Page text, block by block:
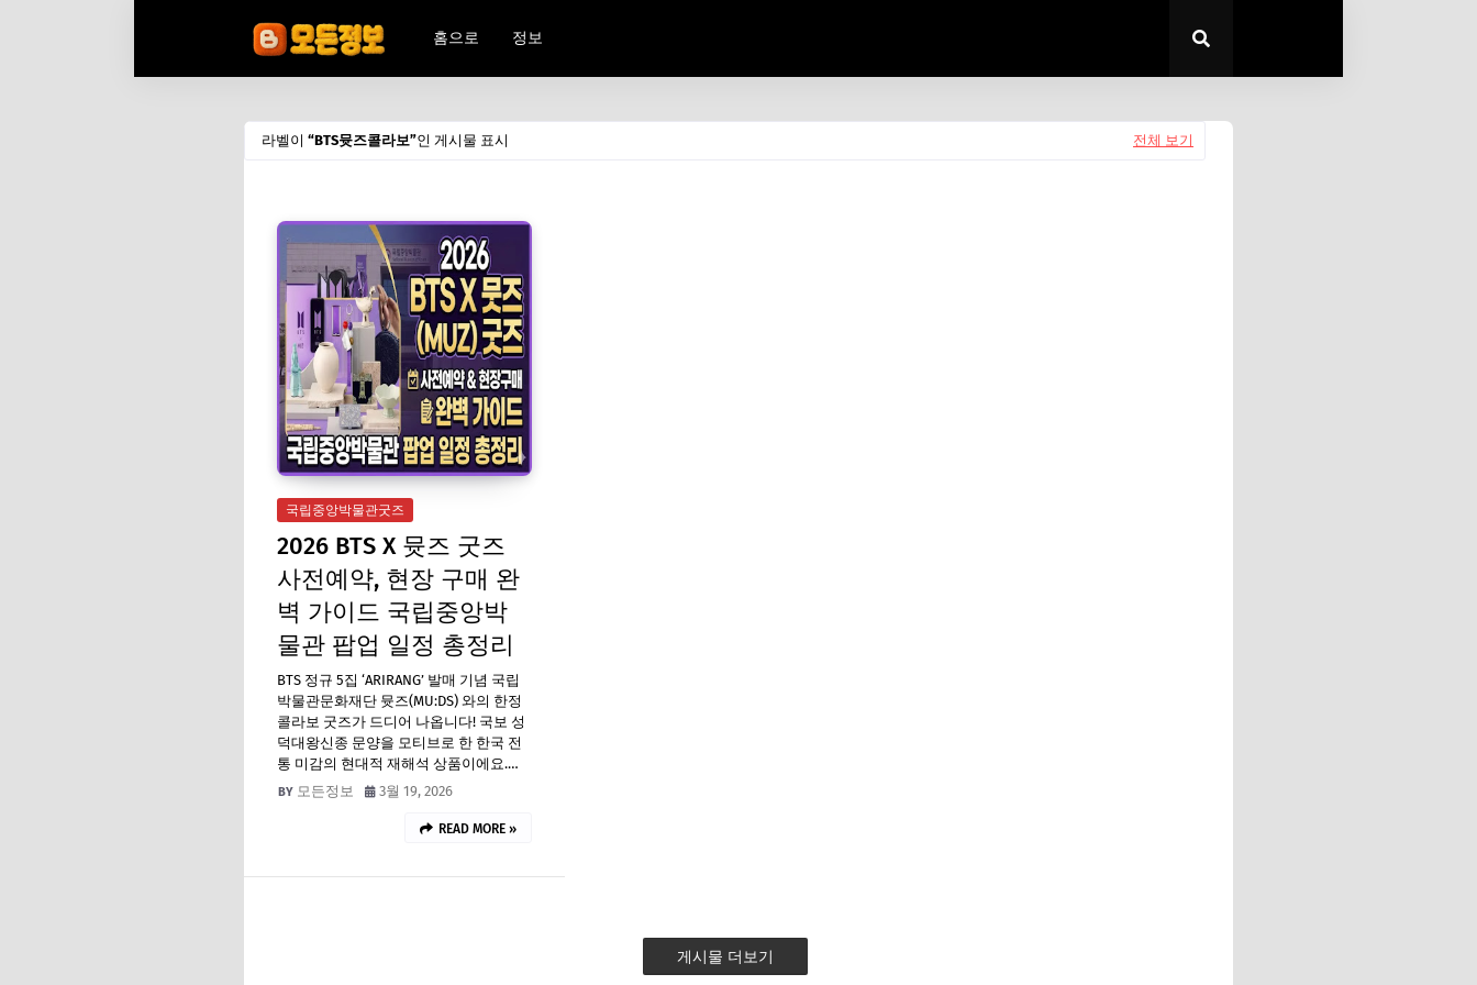
홈으로 정보
라벨이 BTS뮷즈콜라보 인 게시물 표시 전체 보기
국립중앙박물관굿즈
2026 BTS X 뮷즈 굿즈
사전예약, 현장 구매 완
벽 가이드 국립중앙박
물관 팝업 일정 총정리
BTS 정규 5집 ‘ARIRANG’ 발매 기념 국립
박물관문화재단 뮷즈(MU:DS) 와의 한정
콜라보 굿즈가 드디어 나옵니다! 국보 성
덕대왕신종 문양을 모티브로 한 한국 전
통 미감의 현대적 재해석 상품이에요.…
모든정보
3월 19, 2026
READ MORE »
게시물 더보기